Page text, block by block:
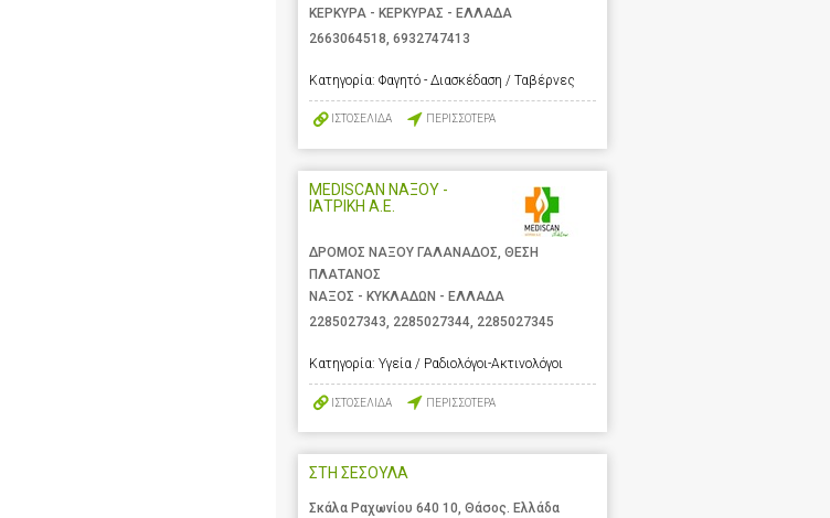
ΚΕΡΚΥΡΑ - ΚΕΡΚΥΡΑΣ - ΕΛΛΑΔΑ
2663064518 6932747413
Κατηγορία: Φαγητό - Διασκέδαση / Ταβέρνες
ΙΣΤΟΣΕΛΙΔΑ ΠΕΡΙΣΣΟΤΕΡΑ
MEDISCAN ΝΑΞΟΥ -
ΙΑΤΡΙΚΗ Α.Ε.
ΔΡΟΜΟΣ ΝΑΞΟΥ ΓΑΛΑΝΑΔΟΣ, ΘΕΣΗ
ΠΛΑΤΑΝΟΣ
ΝΑΞΟΣ - ΚΥΚΛΑΔΩΝ - ΕΛΛΑΔΑ
2285027343, 2285027344, 2285027345
Κατηγορία: Υγεία / Ραδιολόγοι-Ακτινολόγοι
ΙΣΤΟΣΕΛΙΔΑ ΠΕΡΙΣΣΟΤΕΡΑ
ΣΤΗ ΣΕΣΟΥΛΑ
Σκάλα Ραχωνίου 640 10, Θάσος. Ελλάδα